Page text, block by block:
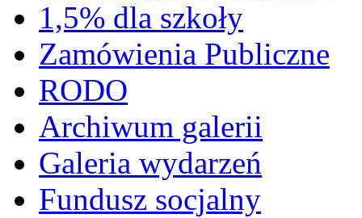
1,5% dla szkoły
Zamówienia Publiczne
RODO
Archiwum galerii
Galeria wydarzeń
Fundusz socjalny